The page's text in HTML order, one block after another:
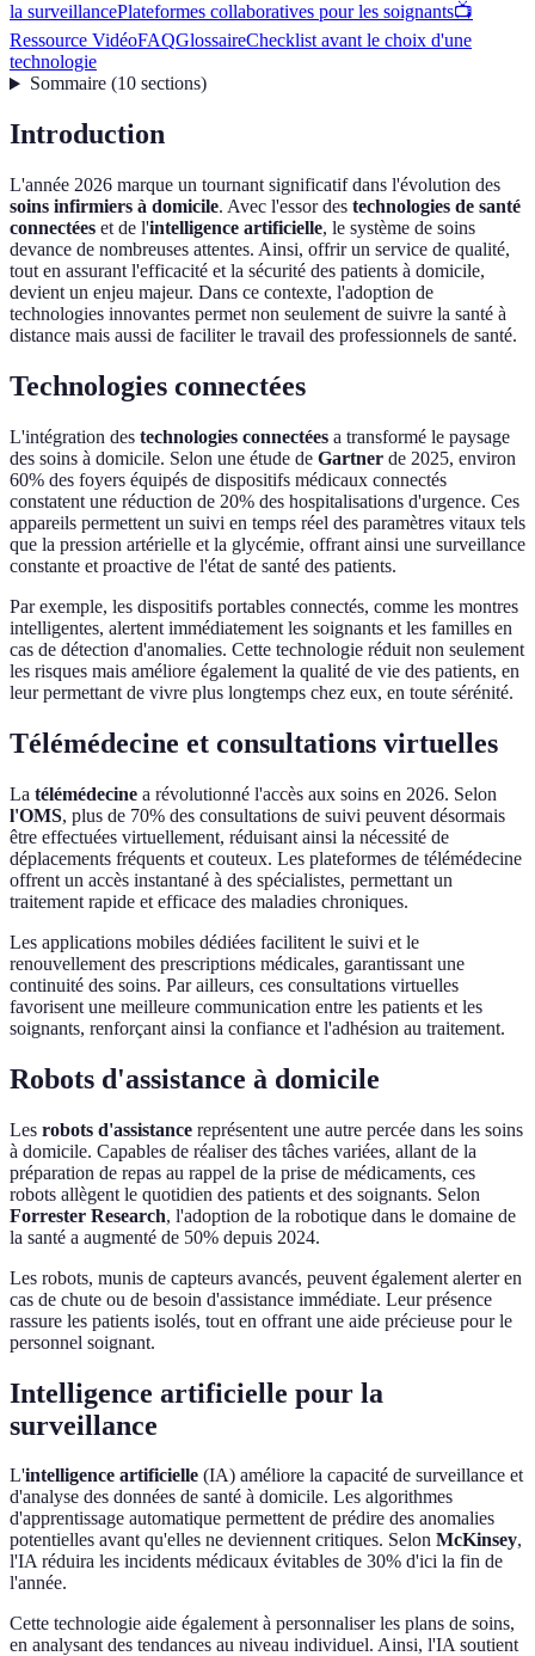
la surveillancePlateformes collaboratives pour les soignants📺
Ressource VidéoFAQGlossaireChecklist avant le choix d'une
technologie
Sommaire(10 sections)
Introduction
L'année 2026 marque un tournant significatif dans l'évolution des
soins infirmiers à domicile. Avec l'essor des technologies de santé
connectées et de l'intelligence artificielle, le système de soins
devance de nombreuses attentes. Ainsi, offrir un service de qualité,
tout en assurant l'efficacité et la sécurité des patients à domicile,
devient un enjeu majeur. Dans ce contexte, l'adoption de
technologies innovantes permet non seulement de suivre la santé à
distance mais aussi de faciliter le travail des professionnels de santé.
Technologies connectées
L'intégration des technologies connectées a transformé le paysage
des soins à domicile. Selon une étude de Gartner de 2025, environ
60% des foyers équipés de dispositifs médicaux connectés
constatent une réduction de 20% des hospitalisations d'urgence. Ces
appareils permettent un suivi en temps réel des paramètres vitaux tels
que la pression artérielle et la glycémie, offrant ainsi une surveillance
constante et proactive de l'état de santé des patients.
Par exemple, les dispositifs portables connectés, comme les montres
intelligentes, alertent immédiatement les soignants et les familles en
cas de détection d'anomalies. Cette technologie réduit non seulement
les risques mais améliore également la qualité de vie des patients, en
leur permettant de vivre plus longtemps chez eux, en toute sérénité.
Télémédecine et consultations virtuelles
La télémédecine a révolutionné l'accès aux soins en 2026. Selon
l'OMS, plus de 70% des consultations de suivi peuvent désormais
être effectuées virtuellement, réduisant ainsi la nécessité de
déplacements fréquents et couteux. Les plateformes de télémédecine
offrent un accès instantané à des spécialistes, permettant un
traitement rapide et efficace des maladies chroniques.
Les applications mobiles dédiées facilitent le suivi et le
renouvellement des prescriptions médicales, garantissant une
continuité des soins. Par ailleurs, ces consultations virtuelles
favorisent une meilleure communication entre les patients et les
soignants, renforçant ainsi la confiance et l'adhésion au traitement.
Robots d'assistance à domicile
Les robots d'assistance représentent une autre percée dans les soins
à domicile. Capables de réaliser des tâches variées, allant de la
préparation de repas au rappel de la prise de médicaments, ces
robots allègent le quotidien des patients et des soignants. Selon
Forrester Research, l'adoption de la robotique dans le domaine de
la santé a augmenté de 50% depuis 2024.
Les robots, munis de capteurs avancés, peuvent également alerter en
cas de chute ou de besoin d'assistance immédiate. Leur présence
rassure les patients isolés, tout en offrant une aide précieuse pour le
personnel soignant.
Intelligence artificielle pour la
surveillance
L'intelligence artificielle (IA) améliore la capacité de surveillance et
d'analyse des données de santé à domicile. Les algorithmes
d'apprentissage automatique permettent de prédire des anomalies
potentielles avant qu'elles ne deviennent critiques. Selon McKinsey,
l'IA réduira les incidents médicaux évitables de 30% d'ici la fin de
l'année.
Cette technologie aide également à personnaliser les plans de soins,
en analysant des tendances au niveau individuel. Ainsi, l'IA soutient